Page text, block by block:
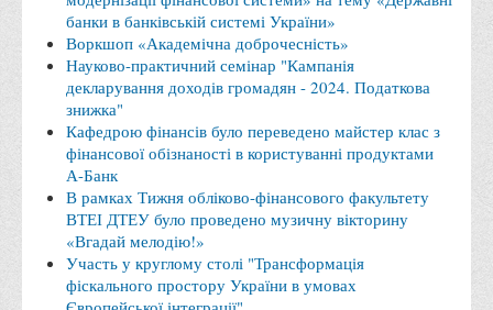
Smart Electronic Learning
Репозиторій
Структура
Адміністрація
Факультети
Обліково-фінансовий
Торгівлі, маркетингу та сфери обслуговування
Економіки, менеджменту та права
банки в банківській системі України»
Воркшоп «Академічна доброчесність»
Науково-практичний семінар "Кампанія
декларування доходів громадян - 2024. Податкова
знижка"
Кафедрою фінансів було переведено майстер клас з
фінансової обізнаності в користуванні продуктами
А-Банк
В рамках Тижня обліково-фінансового факультету
ВТЕІ ДТЕУ було проведено музичну вікторину
«Вгадай мелодію!»
Участь у круглому столі "Трансформація
фіскального простору України в умовах